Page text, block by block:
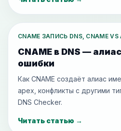
CNAME ЗАПИСЬ DNS, CNAME
CNAME в DNS —
ошибки
Как CNAME создаёт алиас
apex, конфликты с другими
DNS Checker.
Читать статью →